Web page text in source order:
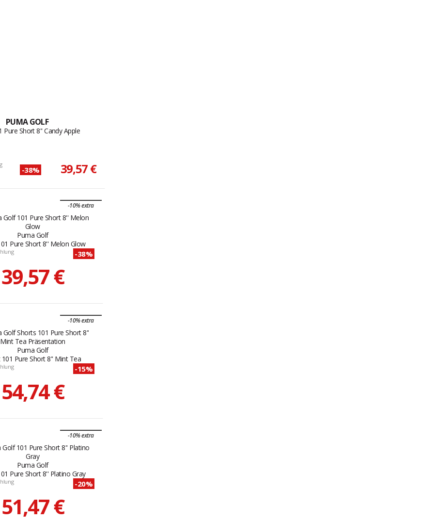
PUMA GOLF
Pure Short 8'' Candy Apple
-38% 39,57 €
-10% extra
Puma Golf
Pure Short 8'' Melon Glow
-38%
39,57 €
-10% extra
Puma Golf
101 Pure Short 8'' Mint Tea
-15%
54,74 €
-10% extra
Puma Golf
Pure Short 8'' Platino Gray
-20%
51,47 €